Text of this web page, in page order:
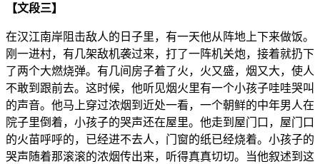
【文段三】
在汉江南岸阻击敌人的日子里，有一天他从阵地上下来做饭。
刚一进村，有几架敌机袭过来，打了一阵机关炮，接着就扔下
了两个大燃烧弹。有几间房子着了火，火又盛，烟又大，使人
不敢到跟前去。这时候，他听见烟火里有一个小孩子哇哇哭叫
的声音。他马上穿过浓烟到近处一看，一个朝鲜的中年男人在
院子里倒着，小孩子的哭声还在屋里。他走到屋门口，屋门口
的火苗呼呼的，已经进不去人，门窗的纸已经烧着。小孩子的
哭声随着那滚滚的浓烟传出来，听得真真切切。当他叙述到这